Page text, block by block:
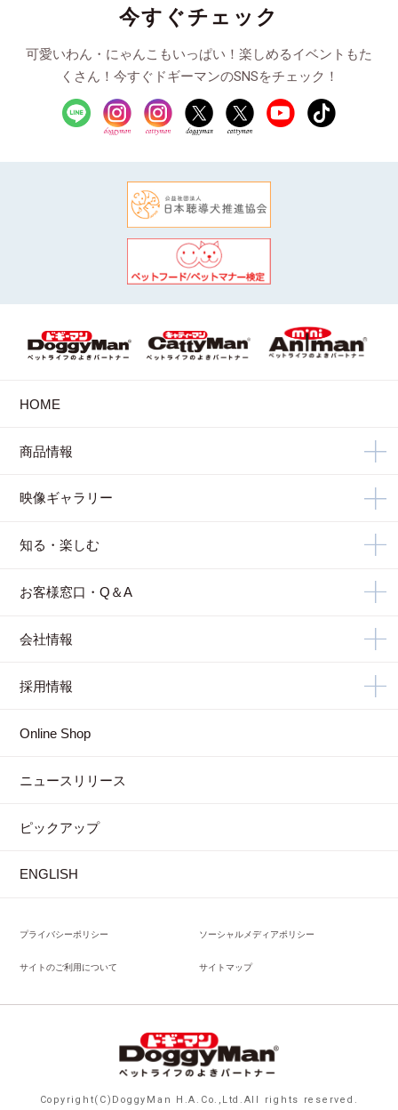
今すぐチェック
可愛いわん・にゃんこもいっぱい！楽しめるイベントもた
くさん！今すぐドギーマンのSNSをチェック！
HOME
商品情報
映像ギャラリー
知る・楽しむ
お客様窓口・Q＆A
会社情報
採用情報
Online Shop
ニュースリリース
ピックアップ
ENGLISH
プライバシーポリシー ソーシャルメディアポリシー
サイトのご利用について サイトマップ
Copyright(C)DoggyMan H.A.Co.,Ltd.All rights reserved.